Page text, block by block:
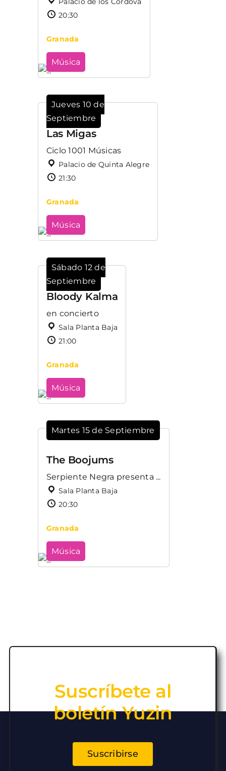
20:30
Granada
Música
Jueves 10 de
Septiembre
Las Migas
Ciclo 1001 Músicas
Palacio de Quinta Alegre
21:30
Granada
Música
Sábado 12 de
Septiembre
Bloody Kalma
en concierto
Sala Planta Baja
21:00
Granada
Música
Martes 15 de Septiembre
The Boojums
Serpiente Negra presenta ...
Sala Planta Baja
20:30
Granada
Música
Suscríbete al
boletín Yuzin
Suscribirse